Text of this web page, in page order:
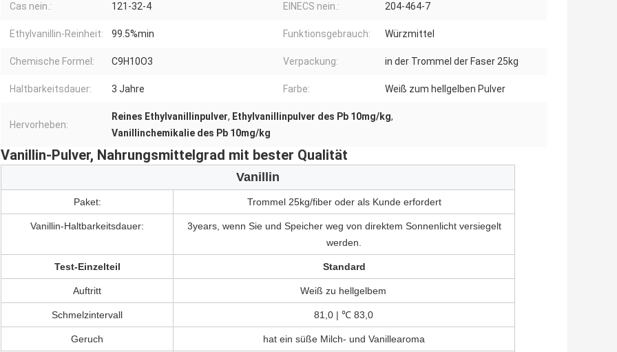
Cas nein.: 121-32-4 EINECS nein.: 204-464-7
Ethylvanillin-Reinheit: 99.5%min Funktionsgebrauch: Würzmittel
Chemische Formel: C9H10O3 Verpackung: in der Trommel der Faser 25kg
Haltbarkeitsdauer: 3 Jahre Farbe: Weiß zum hellgelben Pulver
Hervorheben:
Reines Ethylvanillinpulver, Ethylvanillinpulver des Pb 10mg/kg,
Vanillinchemikalie des Pb 10mg/kg
Vanillin-Pulver, Nahrungsmittelgrad mit bester Qualität
Vanillin
Paket: Trommel 25kg/fiber oder als Kunde erfordert
Vanillin-Haltbarkeitsdauer:
3years, wenn Sie und Speicher weg von direktem Sonnenlicht versiegelt
werden.
Test-Einzelteil Standard
Auftritt Weiß zu hellgelbem
Schmelzintervall 81,0 | ℃ 83,0
Geruch hat ein süße Milch- und Vanillearoma